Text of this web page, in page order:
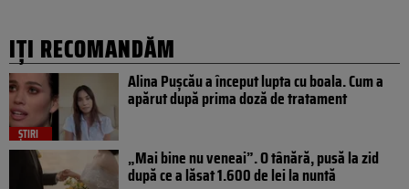
IȚI RECOMANDĂM
ȘTIRI
Alina Pușcău a început lupta cu boala. Cum a
apărut după prima doză de tratament
„Mai bine nu veneai”. O tânără, pusă la zid
după ce a lăsat 1.600 de lei la nuntă